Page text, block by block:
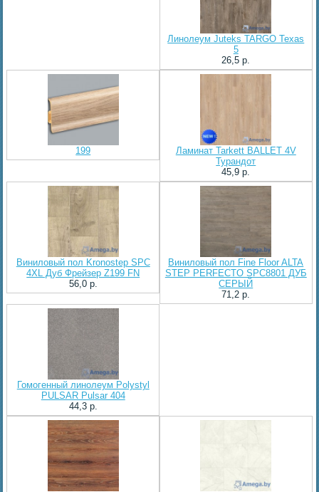
Линолеум Juteks TARGO Texas
5
26,5 p.
199
Ламинат Tarkett BALLET 4V
Турандот
45,9 p.
Виниловый пол Kronostep SPC
4XL Дуб Фрейзер Z199 FN
56,0 p.
Виниловый пол Fine Floor ALTA
STEP PERFECTO SPC8801 ДУБ
СЕРЫЙ
71,2 p.
Гомогенный линолеум Polystyl
PULSAR Pulsar 404
44,3 p.